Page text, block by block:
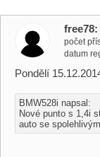
free78
počet
datum
Pondělí
BMW528i napsal:
Nové punto s 1,4i
auto se